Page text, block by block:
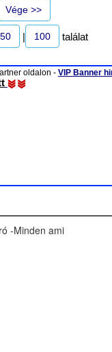
Vége >>
50 100 találat
oldalon - VIP Banner
-Minden ami